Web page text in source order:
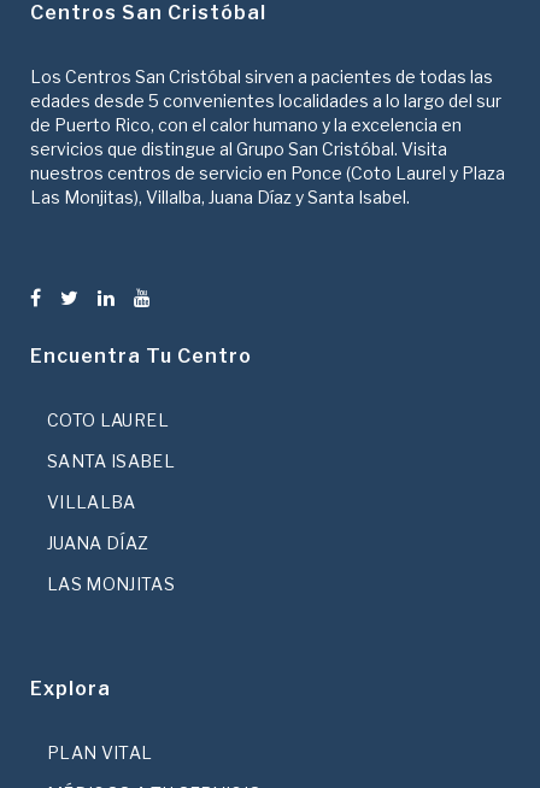
Centros San Cristóbal
Los Centros San Cristóbal sirven a pacientes de todas las
edades desde 5 convenientes localidades a lo largo del sur
de Puerto Rico, con el calor humano y la excelencia en
servicios que distingue al Grupo San Cristóbal. Visita
nuestros centros de servicio en Ponce (Coto Laurel y Plaza
Las Monjitas), Villalba, Juana Díaz y Santa Isabel.
Encuentra Tu Centro
COTO LAUREL
SANTA ISABEL
VILLALBA
JUANA DÍAZ
LAS MONJITAS
Explora
PLAN VITAL